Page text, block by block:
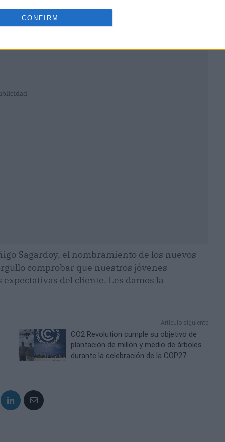
CONFIRM
Sagardoy, el nombramiento de los nuevos
comprobar que nuestros jóvenes
del cliente. Les damos la
Artículo siguiente
CO2 Revolution cumple su objetivo de
plantación de millón y medio de árboles
durante la celebración de la COP27